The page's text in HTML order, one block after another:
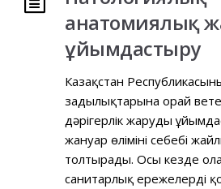
анатомиялық
ұйымдастыру
Казақстан
заңдылықтарына орай
дәрігерлік жаруды
жануар өлімінің себебі
толтырады. Осы кезде
санитарлық ережелерді